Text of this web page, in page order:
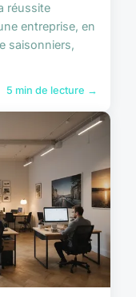
réussite
entreprise, en
saisonniers,
5 min de lecture →